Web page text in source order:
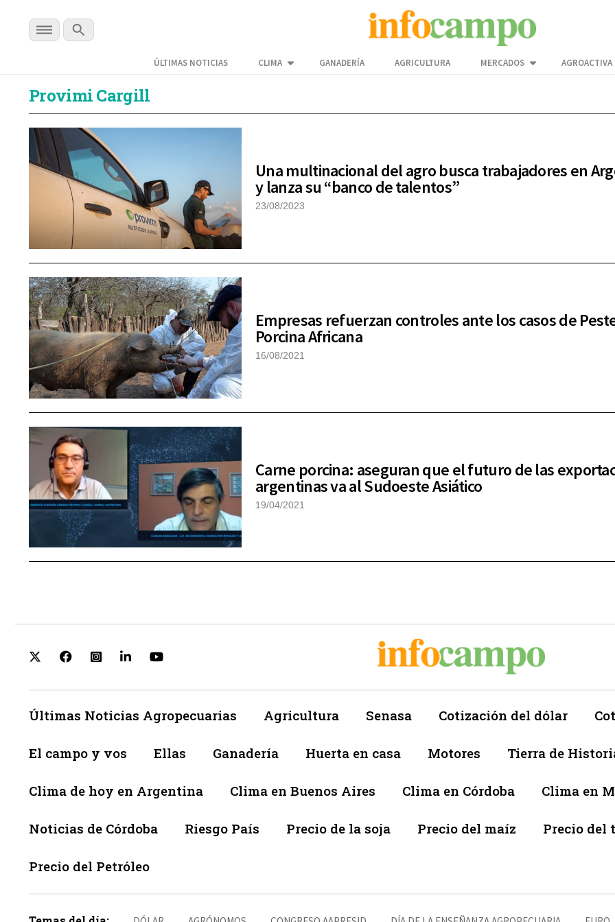
ÚLTIMAS NOTICIAS CLIMA GANADERÍA AGRICULTURA MERCADOS AGROACTIVA
Provimi Cargill
Una multinacional del agro busca trabajadores en
y lanza su “banco de talentos”
23/08/2023
Empresas refuerzan controles ante los casos de
Porcina Africana
16/08/2021
Carne porcina: aseguran que el futuro de las
argentinas va al Sudoeste Asiático
19/04/2021
Últimas Noticias Agropecuarias Agricultura Senasa Cotización del dólar
El campo y vos Ellas Ganadería Huerta en casa Motores Tierra de
Clima de hoy en Argentina Clima en Buenos Aires Clima en Córdoba Clima en
Noticias de Córdoba Riesgo País Precio de la soja Precio del maíz Precio del
Precio del Petróleo